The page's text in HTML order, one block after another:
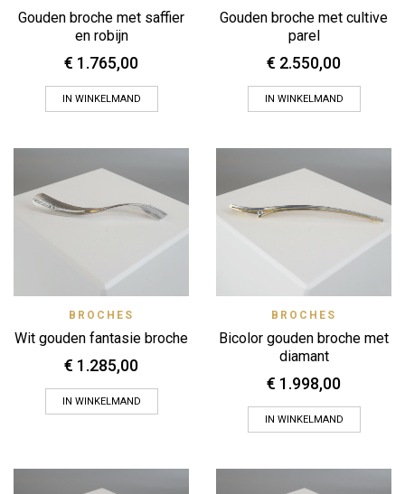
Gouden broche met saffier
en robijn
€ 1.765,00
IN WINKELMAND
Gouden broche met cultive
parel
€ 2.550,00
IN WINKELMAND
BROCHES
Wit gouden fantasie broche
€ 1.285,00
IN WINKELMAND
BROCHES
Bicolor gouden broche met
diamant
€ 1.998,00
IN WINKELMAND